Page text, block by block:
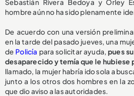
Sebastián Rivera Bedoya y Orley
hombre aún no ha sido plenamente
De acuerdo con una versión
en la tarde del pasado jueves, una
de Policía para solicitar ayuda, pues
desaparecido y temía que le hubiese
llamado, la mujer habría ido sola a
junto a los otros dos hombres en la
que dio aviso a las autoridades.